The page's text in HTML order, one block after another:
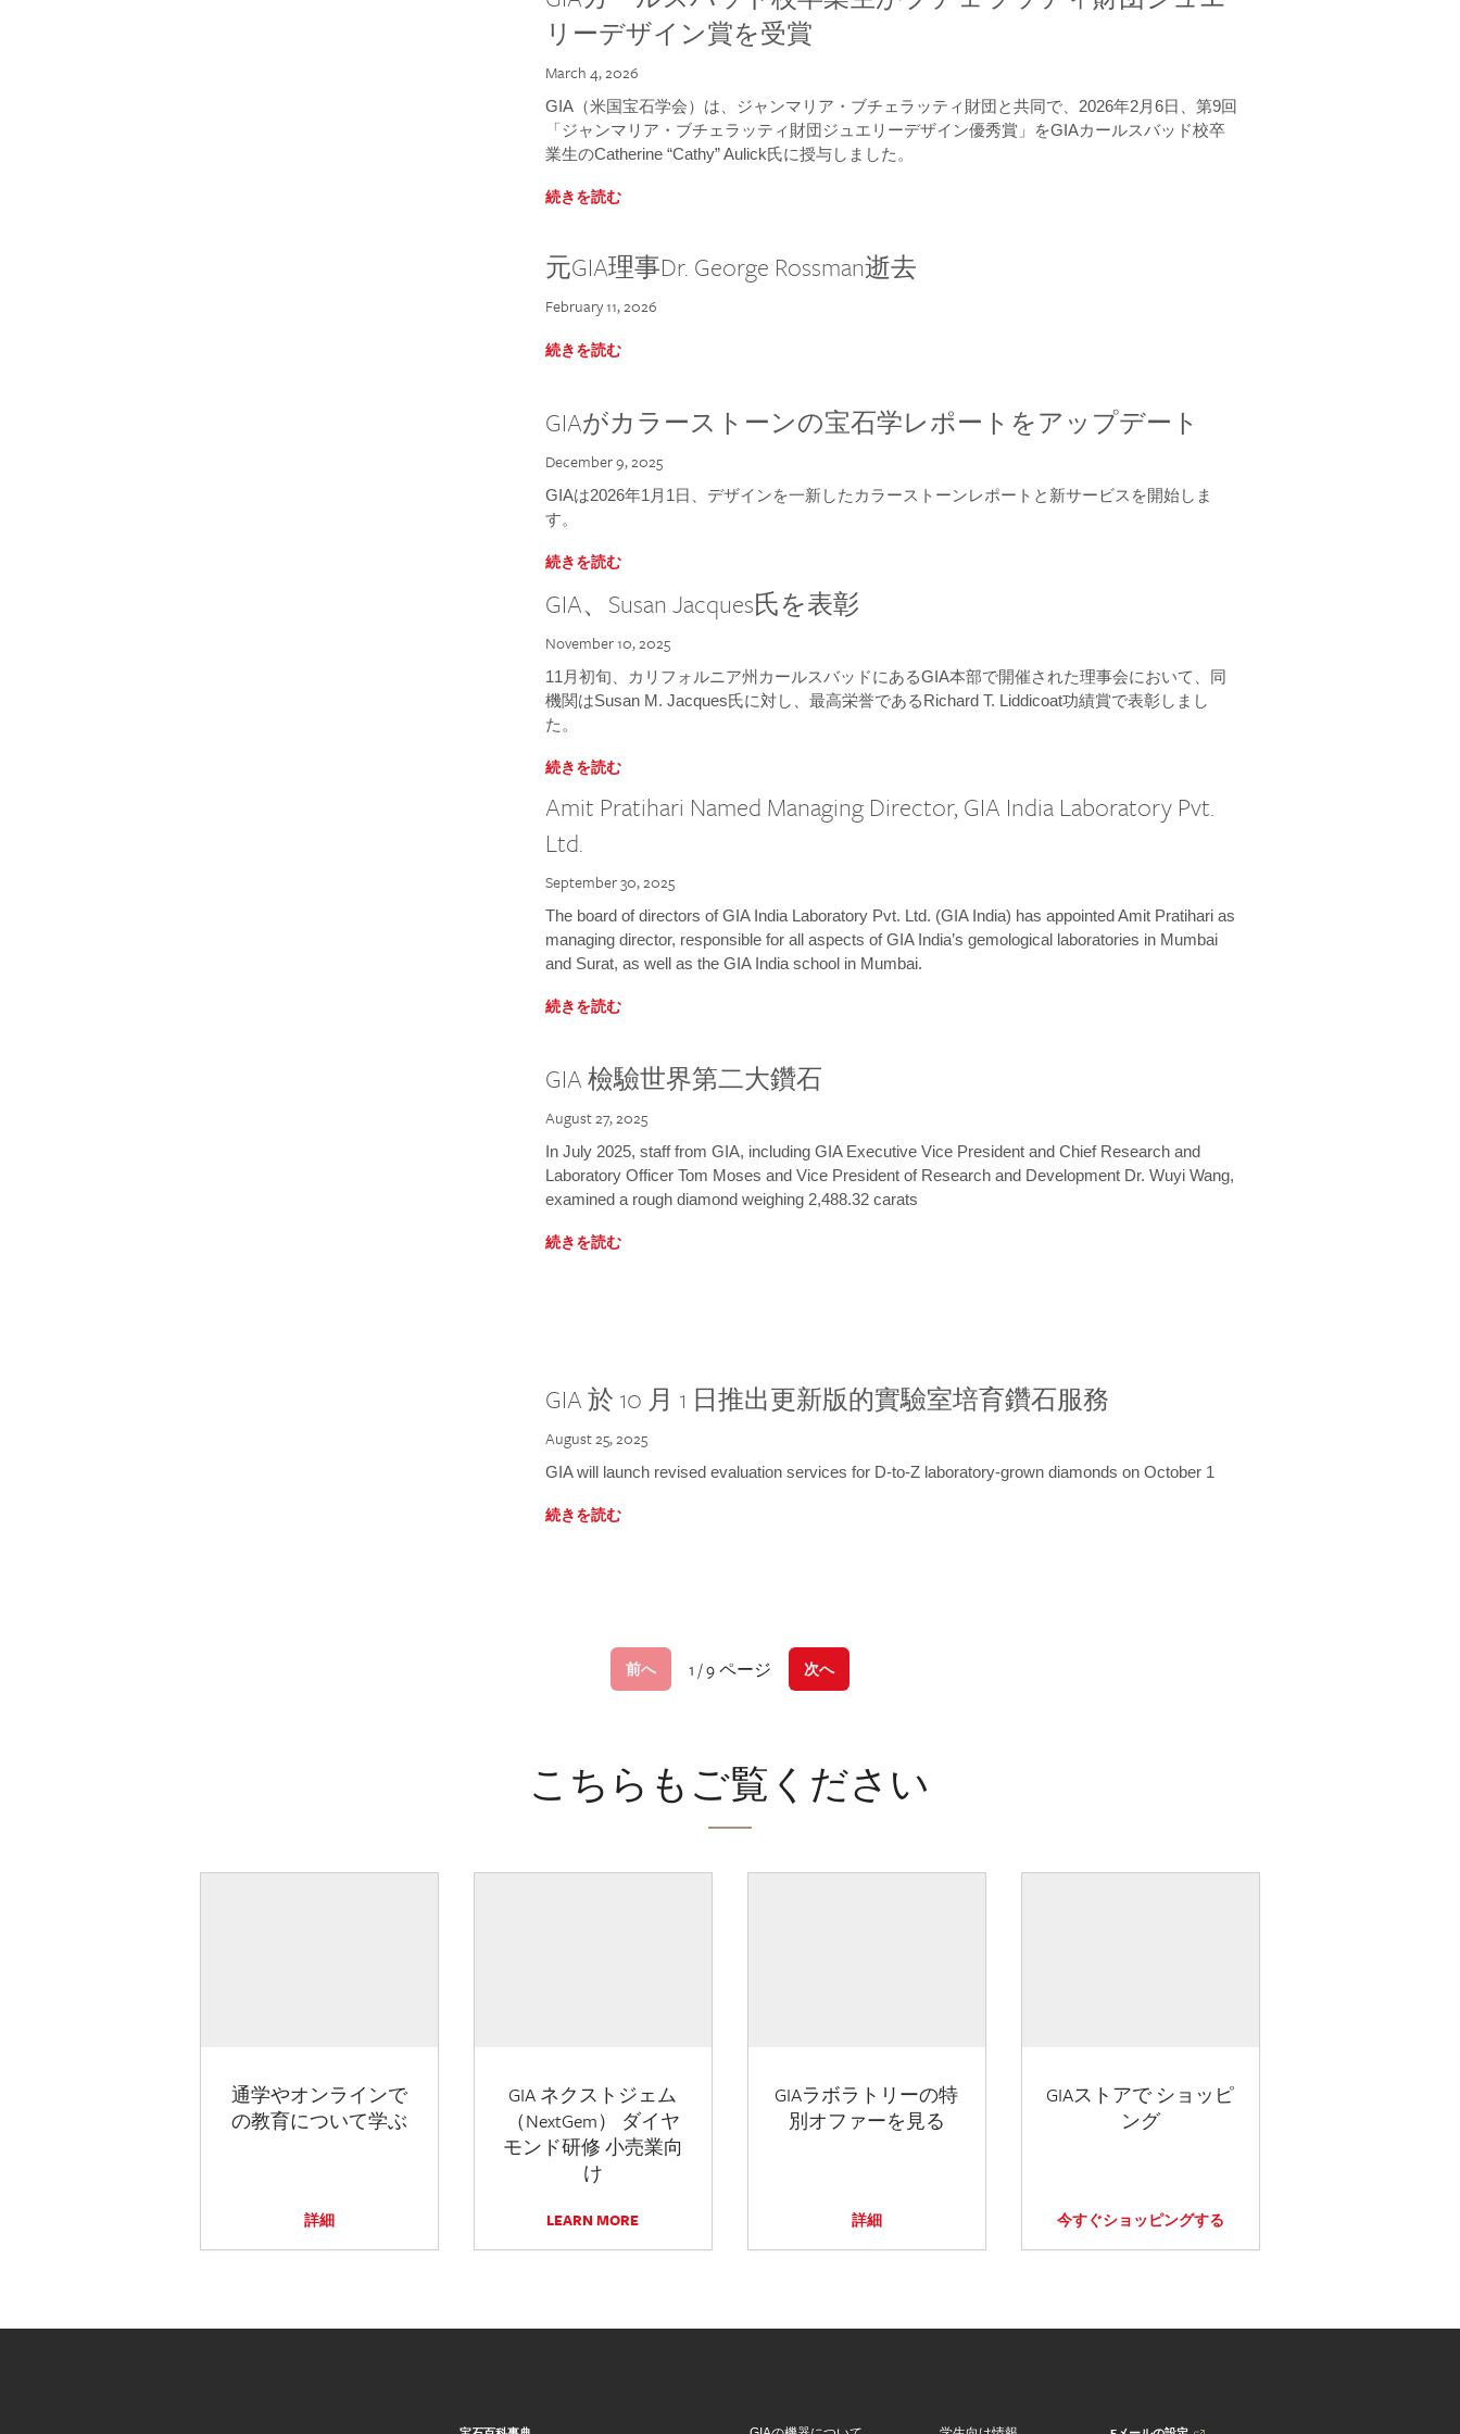
リーデザイン賞を受賞
March 4, 2026
GIA（米国宝石学会）は、ジャンマリア・ブチェラッティ財団と共同で、2026年2月6日、第9回
「ジャンマリア・ブチェラッティ財団ジュエリーデザイン優秀賞」をGIAカールスバッド校卒
業生のCatherine “Cathy” Aulick氏に授与しました。
続きを読む
元GIA理事Dr. George Rossman逝去
February 11, 2026
続きを読む
GIAがカラーストーンの宝石学レポートをアップデート
December 9, 2025
GIAは2026年1月1日、デザインを一新したカラーストーンレポートと新サービスを開始しま
す。
続きを読む
GIA、Susan Jacques氏を表彰
November 10, 2025
11月初旬、カリフォルニア州カールスバッドにあるGIA本部で開催された理事会において、同
機関はSusan M. Jacques氏に対し、最高栄誉であるRichard T. Liddicoat功績賞で表彰しまし
た。
続きを読む
Amit Pratihari Named Managing Director, GIA India Laboratory Pvt.
Ltd.
September 30, 2025
The board of directors of GIA India Laboratory Pvt. Ltd. (GIA India) has appointed Amit Pratihari as
managing director, responsible for all aspects of GIA India’s gemological laboratories in Mumbai
and Surat, as well as the GIA India school in Mumbai.
続きを読む
GIA 檢驗世界第二大鑽石
August 27, 2025
In July 2025, staff from GIA, including GIA Executive Vice President and Chief Research and
Laboratory Officer Tom Moses and Vice President of Research and Development Dr. Wuyi Wang,
examined a rough diamond weighing 2,488.32 carats
続きを読む
GIA 於 10 月 1 日推出更新版的實驗室培育鑽石服務
August 25, 2025
GIA will launch revised evaluation services for D-to-Z laboratory-grown diamonds on October 1
続きを読む
前へ 1 / 9 ページ 次へ
こちらもご覧ください
通学やオンラインで
の教育について学ぶ
詳細
GIA ネクストジェム
（NextGem） ダイヤ
モンド研修 小売業向
け
LEARN MORE
GIAラボラトリーの特
別オファーを見る
詳細
GIAストアで ショッピ
ング
今すぐショッピングする